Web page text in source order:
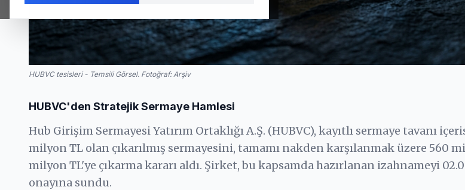
HUBVCtesisleri - Temsili Görsel. Fotoğraf: Arşiv
HUBVC'den Stratejik Sermaye Hamlesi
Hub Girişim Sermayesi Yatırım Ortaklığı A.Ş. (HUBVC), kayıtlı sermaye tavanı
milyon TL olan çıkarılmış sermayesini, tamamı nakden karşılanmak üzere 560
milyon TL'ye çıkarma kararı aldı. Şirket, bu kapsamda hazırlanan izahnameyi
onayına sundu.